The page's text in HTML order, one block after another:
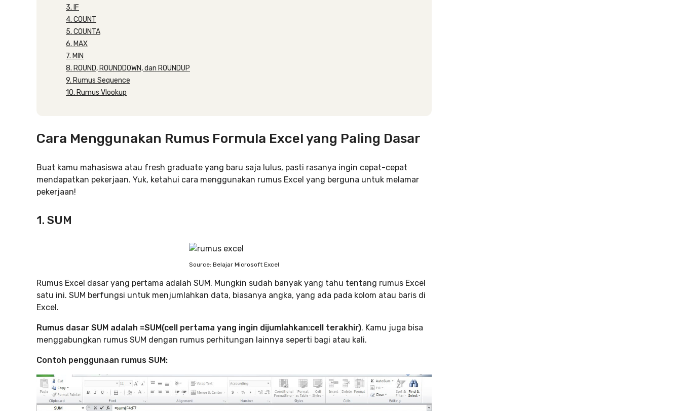
3. IF
4. COUNT
5. COUNTA
6. MAX
7. MIN
8. ROUND, ROUNDDOWN, dan ROUNDUP
9. Rumus Sequence
10. Rumus Vlookup
Cara Menggunakan Rumus Formula Excel yang Paling Dasar
Buat kamu mahasiswa atau fresh graduate yang baru saja lulus, pasti rasanya ingin cepat-cepat
mendapatkan pekerjaan. Yuk, ketahui cara menggunakan rumus Excel yang berguna untuk melamar
pekerjaan!
1. SUM
Source: Belajar Microsoft Excel
Rumus Excel dasar yang pertama adalah SUM. Mungkin sudah banyak yang tahu tentang rumus Excel
satu ini. SUM berfungsi untuk menjumlahkan data, biasanya angka, yang ada pada kolom atau baris di
Excel.
Rumus dasar SUM adalah =SUM(cell pertama yang ingin dijumlahkan:cell terakhir). Kamu juga bisa
menggabungkan rumus SUM dengan rumus perhitungan lainnya seperti bagi atau kali.
Contoh penggunaan rumus SUM: